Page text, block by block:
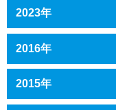
2023年
2016年
2015年